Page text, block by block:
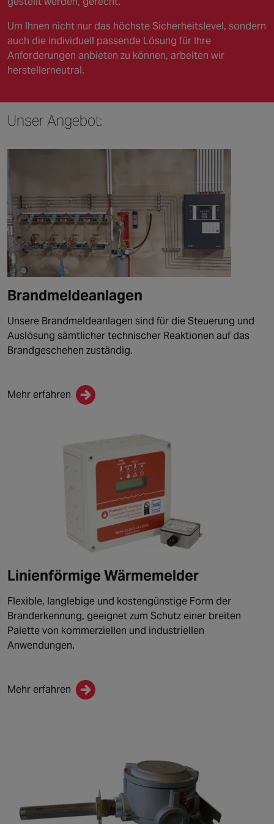
Um Ihnen nicht nur das höchste Sicherheitslevel, sondern
auch die individuell passende Lösung für Ihre
Anforderungen anbieten zu können, arbeiten wir
herstellerneutral.
Unser Angebot:
Brandmeldeanlagen
Unsere Brandmeldeanlagen sind für die Steuerung und
Auslösung sämtlicher technischer Reaktionen auf das
Brandgeschehen zuständig.
Mehr erfahren
Linienförmige Wärmemelder
Flexible, langlebige und kostengünstige Form der
Branderkennung, geeignet zum Schutz einer breiten
Palette von kommerziellen und industriellen
Anwendungen.
Mehr erfahren